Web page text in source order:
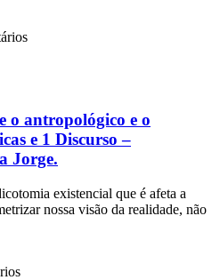
o antropológico e o
e 1 Discurso –
Jorge.
existencial que é afeta a
nossa visão da realidade, não